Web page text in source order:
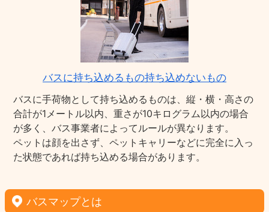
バスに持ち込めるもの持ち込めないもの
バスに手荷物として持ち込めるものは、縦・横・高さの
合計が1メートル以内、重さが10キログラム以内の場合
が多く、バス事業者によってルールが異なります。
ペットは顔を出さず、ペットキャリーなどに完全に入っ
た状態であれば持ち込める場合があります。
バスマップとは